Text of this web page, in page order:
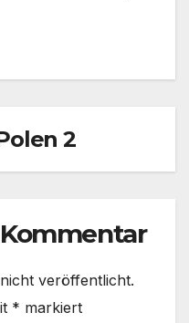
2
veröffentlicht.
* markiert